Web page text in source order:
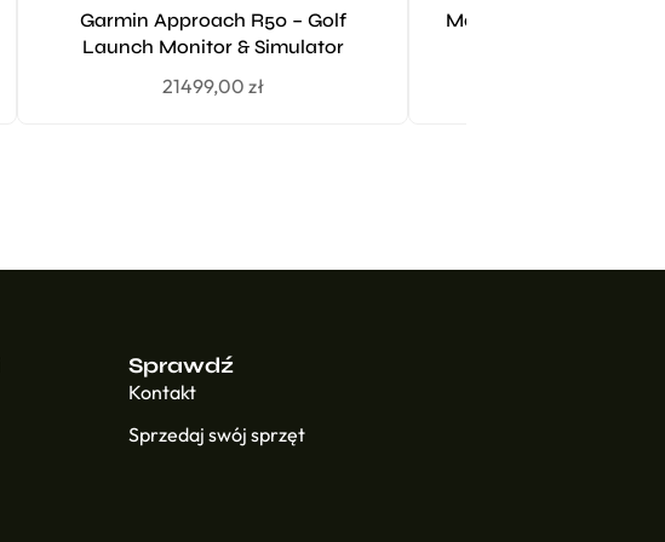
Garmin Approach R50 – Golf
Launch Monitor & Simulator
21499,00 zł
Mata treningowa Dual
Sprawdź
Kontakt
Sprzedaj swój sprzęt